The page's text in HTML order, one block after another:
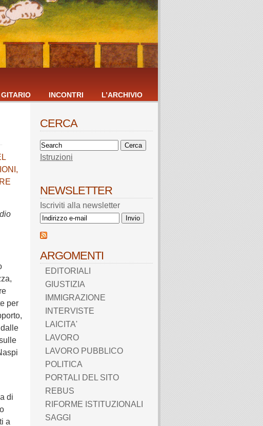
INCONTRI L’ARCHIVIO
per
di
a
CERCA
Istruzioni
NEWSLETTER
Iscriviti alla newsletter
ARGOMENTI
EDITORIALI
GIUSTIZIA
IMMIGRAZIONE
INTERVISTE
LAICITA'
LAVORO
LAVORO PUBBLICO
POLITICA
PORTALI DEL SITO
REBUS
RIFORME ISTITUZIONALI
SAGGI